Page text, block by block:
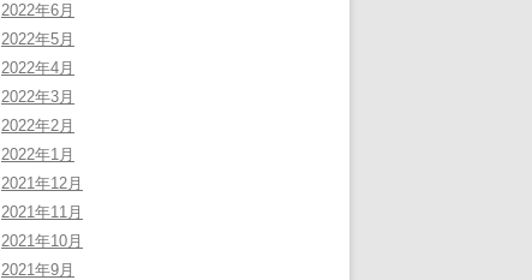
2022年6月
2022年5月
2022年4月
2022年3月
2022年2月
2022年1月
2021年12月
2021年11月
2021年10月
2021年9月